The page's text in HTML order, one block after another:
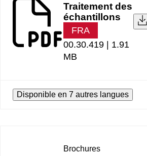
Traitement des
échantillons
FRA
00.30.419 | 1.91
MB
Disponible en 7 autres langues
Brochures